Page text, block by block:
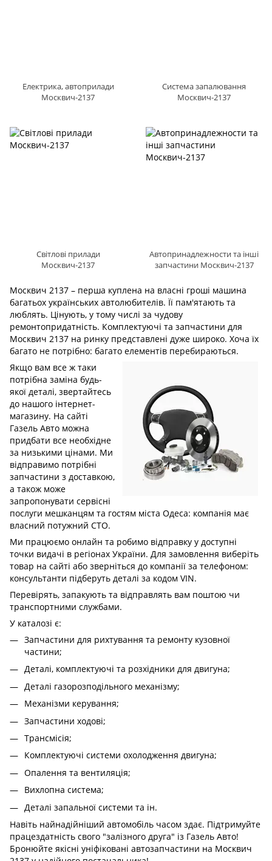
Москвич 2137 – перша куплена на власні гроші машина
багатьох українських автолюбителів. Її пам'ятають та
люблять. Цінують, у тому числі за чудову
ремонтопридатність. Комплектуючі та запчастини для
Москвич 2137 на ринку представлені дуже широко. Хоча їх
багато не потрібно: багато елементів перебираються.
Якщо вам все ж таки
потрібна заміна будь-
якої деталі, звертайтесь
до нашого інтернет-
магазину. На сайті
Газель Авто можна
придбати все необхідне
за низькими цінами. Ми
відправимо потрібні
запчастини з доставкою,
а також може
запропонувати сервісні
послуги мешканцям та гостям міста Одеса: компанія має
власний потужний СТО.
Ми працюємо онлайн та робимо відправку у доступні
точки видачі в регіонах України. Для замовлення виберіть
товар на сайті або зверніться до компанії за телефоном:
консультанти підберуть деталі за кодом VIN.
Перевірять, запакують та відправлять вам поштою чи
транспортними службами.
У каталозі є:
Запчастини для рихтування та ремонту кузовної
частини;
Деталі, комплектуючі та розхідники для двигуна;
Деталі газорозподільного механізму;
Механізми керування;
Запчастини ходові;
Трансмісія;
Комплектуючі системи охолодження двигуна;
Опалення та вентиляція;
Вихлопна система;
Деталі запальної системи та ін.
Навіть найнадійніший автомобіль часом здає. Підтримуйте
працездатність свого "залізного друга" із Газель Авто!
Бронюйте якісні уніфіковані автозапчастини на Москвич
Електрика, автоприлади
Москвич-2137
Система запалювання
Москвич-2137
Світлові прилади
Москвич-2137
Автопринадлежности та інші
запчастини Москвич-2137